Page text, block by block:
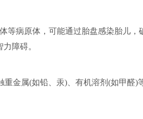
等病原体，可能通过胎盘感染胎儿，
障碍。
金属(如铅、汞)、有机溶剂(如甲醛)